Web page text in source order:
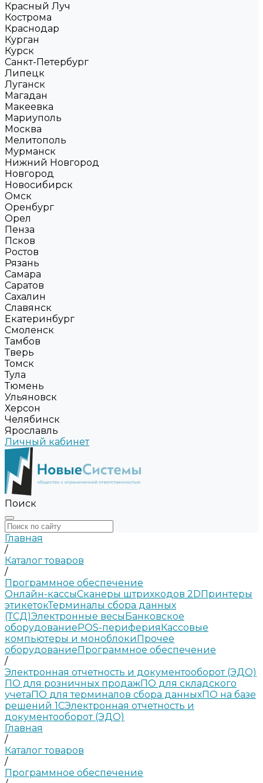
Красный Луч
Кострома
Краснодар
Курган
Курск
Санкт-Петербург
Липецк
Луганск
Магадан
Макеевка
Мариуполь
Москва
Мелитополь
Мурманск
Нижний Новгород
Новгород
Новосибирск
Омск
Оренбург
Орел
Пенза
Псков
Ростов
Рязань
Самара
Саратов
Сахалин
Славянск
Екатеринбург
Смоленск
Тамбов
Тверь
Томск
Тула
Тюмень
Ульяновск
Херсон
Челябинск
Ярославль
Личный кабинет
Поиск
Главная
/
Каталог товаров
/
Программное обеспечение
Онлайн-кассыСканеры штрихкодов 2DПринтеры
этикетокТерминалы сбора данных
(ТСД)Электронные весыБанковское
оборудованиеPOS-периферияКассовые
компьютеры и моноблокиПрочее
оборудованиеПрограммное обеспечение
/
Электронная отчетность и документооборот (ЭДО)
ПО для розничных продажПО для складского
учетаПО для терминалов сбора данныхПО на базе
решений 1СЭлектронная отчетность и
документооборот (ЭДО)
Главная
/
Каталог товаров
/
Программное обеспечение